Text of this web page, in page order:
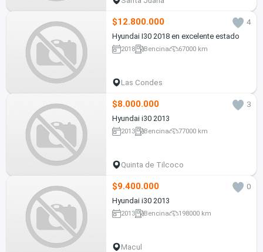
$12.800.000
4
Hyundai I30 2018 en excelente estado
2018 Bencina 67000 km
Las Condes
$8.000.000
3
Hyundai i30 2013
2013 Bencina 77000 km
Quinta de Tilcoco
$9.400.000
0
Hyundai i30 2013
2013 Bencina 198000 km
Macul